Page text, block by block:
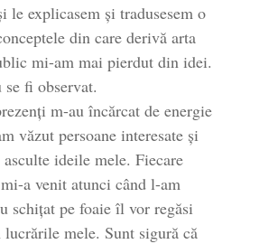
le explicasem și tradusesem o
din care derivă arta
mi-am mai pierdut din idei.
se fi observat.
m-au încărcat de energie
văzut persoane interesate și
asculte ideile mele. Fiecare
a venit atunci când l-am
schițat pe foaie îl vor regăsi
mele. Sunt sigură că